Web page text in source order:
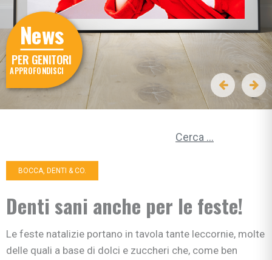
News
PER GENITORI
APPROFONDISCI
BOCCA, DENTI & CO.
Denti sani anche per le feste!
Le feste natalizie portano in tavola tante leccornie, molte
delle quali a base di dolci e zuccheri che, come ben